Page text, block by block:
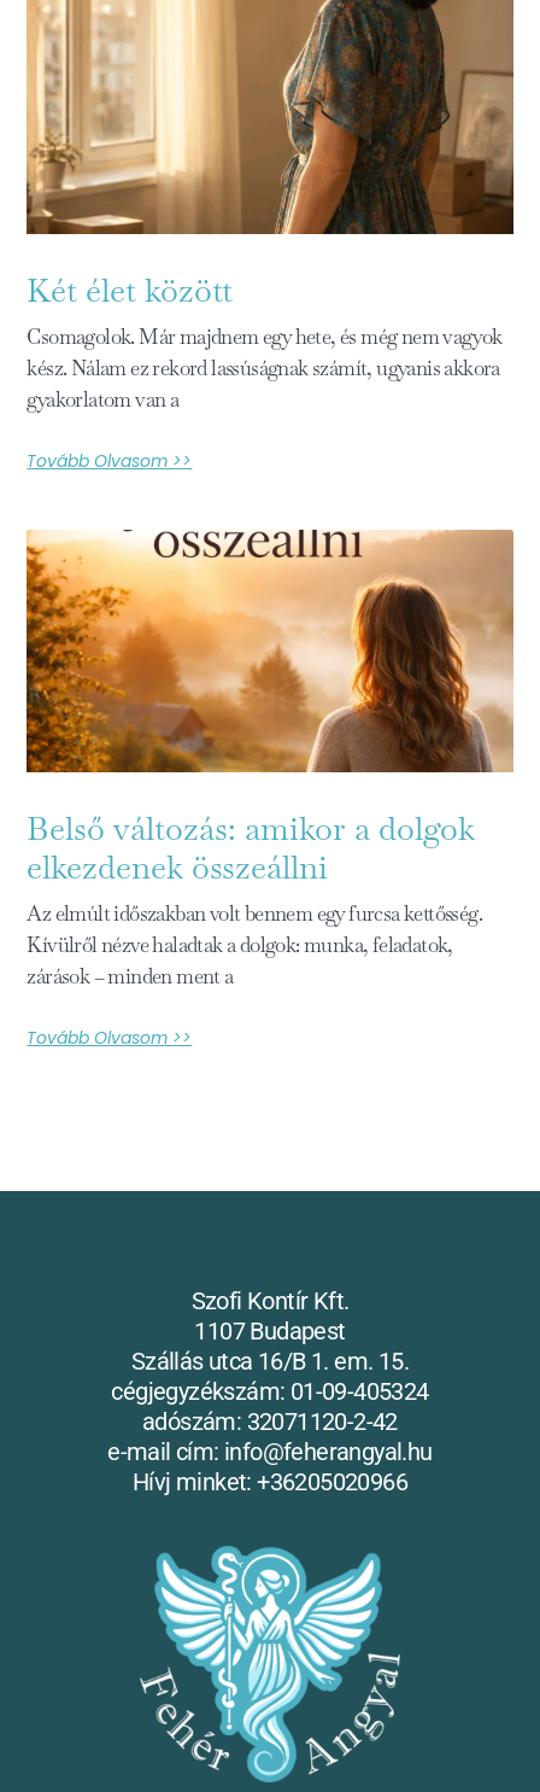
Két élet között
Csomagolok. Már majdnem egy hete, és még nem vagyok
kész. Nálam ez rekord lassúságnak számít, ugyanis akkora
gyakorlatom van a
Tovább Olvasom >>
Belső változás: amikor a dolgok
elkezdenek összeállni
Az elmúlt időszakban volt bennem egy furcsa kettősség.
Kívülről nézve haladtak a dolgok: munka, feladatok,
zárások – minden ment a
Tovább Olvasom >>
Szofi Kontír Kft.
1107 Budapest
Szállás utca 16/B 1. em. 15.
cégjegyzékszám: 01-09-405324
adószám: 32071120-2-42
e-mail cím: info@feherangyal.hu
Hívj minket: +36205020966